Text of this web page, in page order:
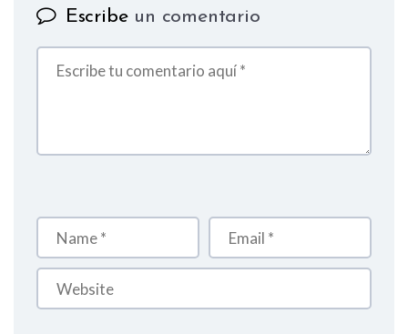
Escribeun comentario